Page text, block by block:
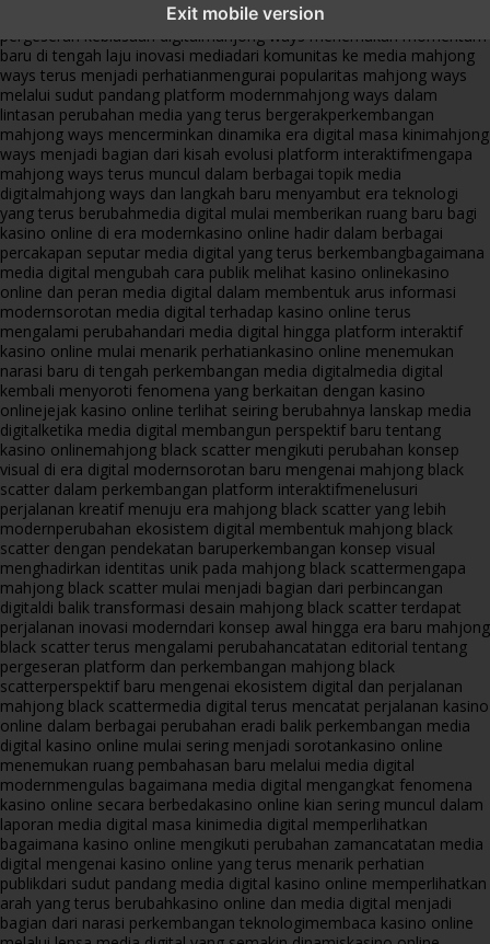
Exit mobile version
fenomena mahjong ways muncul bersama
pergeseran kebiasaan digitalmahjong ways menemukan momentum
baru di tengah laju inovasi mediadari komunitas ke media mahjong
ways terus menjadi perhatianmengurai popularitas mahjong ways
melalui sudut pandang platform modernmahjong ways dalam
lintasan perubahan media yang terus bergerakperkembangan
mahjong ways mencerminkan dinamika era digital masa kinimahjong
ways menjadi bagian dari kisah evolusi platform interaktifmengapa
mahjong ways terus muncul dalam berbagai topik media
digitalmahjong ways dan langkah baru menyambut era teknologi
yang terus berubahmedia digital mulai memberikan ruang baru bagi
kasino online di era modernkasino online hadir dalam berbagai
percakapan seputar media digital yang terus berkembangbagaimana
media digital mengubah cara publik melihat kasino onlinekasino
online dan peran media digital dalam membentuk arus informasi
modernsorotan media digital terhadap kasino online terus
mengalami perubahandari media digital hingga platform interaktif
kasino online mulai menarik perhatiankasino online menemukan
narasi baru di tengah perkembangan media digitalmedia digital
kembali menyoroti fenomena yang berkaitan dengan kasino
onlinejejak kasino online terlihat seiring berubahnya lanskap media
digitalketika media digital membangun perspektif baru tentang
kasino onlinemahjong black scatter mengikuti perubahan konsep
visual di era digital modernsorotan baru mengenai mahjong black
scatter dalam perkembangan platform interaktifmenelusuri
perjalanan kreatif menuju era mahjong black scatter yang lebih
modernperubahan ekosistem digital membentuk mahjong black
scatter dengan pendekatan baruperkembangan konsep visual
menghadirkan identitas unik pada mahjong black scattermengapa
mahjong black scatter mulai menjadi bagian dari perbincangan
digitaldi balik transformasi desain mahjong black scatter terdapat
perjalanan inovasi moderndari konsep awal hingga era baru mahjong
black scatter terus mengalami perubahancatatan editorial tentang
pergeseran platform dan perkembangan mahjong black
scatterperspektif baru mengenai ekosistem digital dan perjalanan
mahjong black scattermedia digital terus mencatat perjalanan kasino
online dalam berbagai perubahan eradi balik perkembangan media
digital kasino online mulai sering menjadi sorotankasino online
menemukan ruang pembahasan baru melalui media digital
modernmengulas bagaimana media digital mengangkat fenomena
kasino online secara berbedakasino online kian sering muncul dalam
laporan media digital masa kinimedia digital memperlihatkan
bagaimana kasino online mengikuti perubahan zamancatatan media
digital mengenai kasino online yang terus menarik perhatian
publikdari sudut pandang media digital kasino online memperlihatkan
arah yang terus berubahkasino online dan media digital menjadi
bagian dari narasi perkembangan teknologimembaca kasino online